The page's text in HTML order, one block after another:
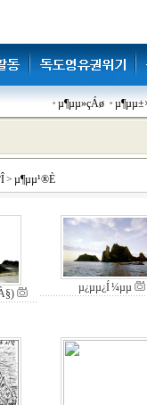
µ¶µµ»çÁø
> µ¶µµ¹®È­
µ¿µµ¿Í ¼­µµ